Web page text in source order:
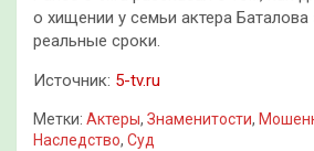
о хищении у семьи актера Баталова
реальные сроки.
Источник: 5-tv.ru
Метки: Актеры, Знаменитости,
Наследство, Суд